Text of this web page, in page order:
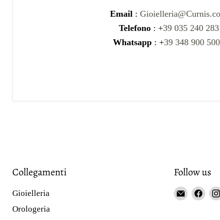
Email :
Telefono: +39 035 240 283
Whatsapp : +39 348 900
Collegamenti
Gioielleria
Orologeria
Follow us
EmailFind